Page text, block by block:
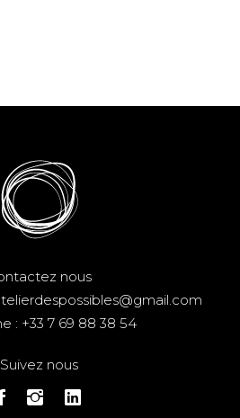
nous
: +33 7 69 88 38 54
Suivez nous